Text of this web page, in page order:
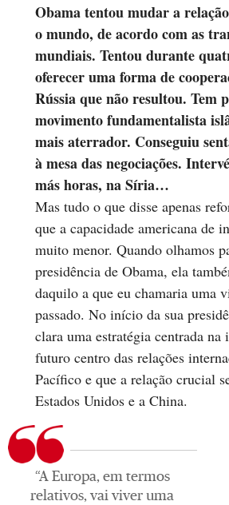
Obama tentou mudar a
o mundo, de acordo com as
mundiais. Tentou durante
oferecer uma forma de
Rússia que não resultou. Tem
movimento fundamentalista
mais aterrador. Conseguiu
à mesa das negociações.
más horas, na Síria…
Mas tudo o que disse apenas
que a capacidade americana de
muito menor. Quando olhamos
presidência de Obama, ela
daquilo a que eu chamaria uma
passado. No início da sua
clara uma estratégia centrada na
futuro centro das relações
Pacífico e que a relação crucial
Estados Unidos e a China.
“A Europa, em termos
relativos, vai viver uma